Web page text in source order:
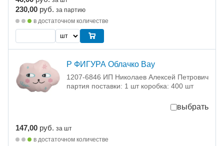
230,00 руб. за партию
в достаточном количестве
Р ФИГУРА Облачко Вау
1207-6846 ИП Николаев Алексей Петрович
партия поставки: 1 шт коробка: 400 шт
выбрать
147,00 руб. за шт
в достаточном количестве